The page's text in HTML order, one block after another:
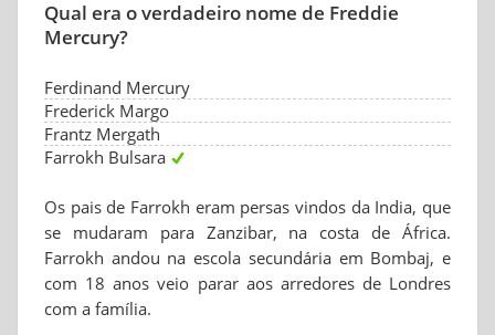
Qual era o verdadeiro nome de Freddie
Mercury?
Ferdinand Mercury
Frederick Margo
Frantz Mergath
Farrokh Bulsara
Os pais de Farrokh eram persas vindos da India, que
se mudaram para Zanzibar, na costa de África.
Farrokh andou na escola secundária em Bombaj, e
com 18 anos veio parar aos arredores de Londres
com a família.